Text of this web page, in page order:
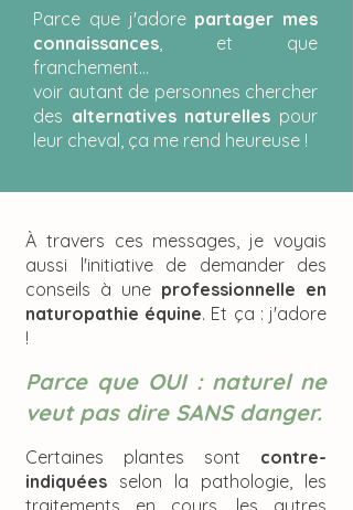
Parce que j'adore partager mes
connaissances, et que
franchement...
voir autant de personnes chercher
des alternatives naturelles pour
leur cheval, ça me rend heureuse !
À travers ces messages, je voyais
aussi l'initiative de demander des
conseils à une professionnelle en
naturopathie équine. Et ça : j'adore
!
Parce que OUI : naturel ne
veut pas dire SANS danger.
Certaines plantes sont contre-
indiquées selon la pathologie, les
traitements en cours, les autres